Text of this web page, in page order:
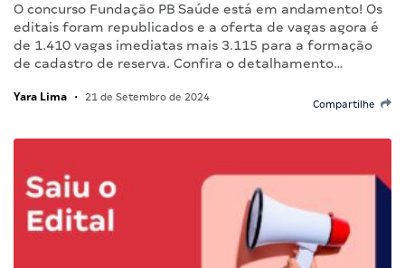
O concurso Fundação PB Saúde está em andamento! Os
editais foram republicados e a oferta de vagas agora é
de 1.410 vagas imediatas mais 3.115 para a formação
de cadastro de reserva. Confira o detalhamento…
Yara Lima • 21 de Setembro de 2024
Compartilhe